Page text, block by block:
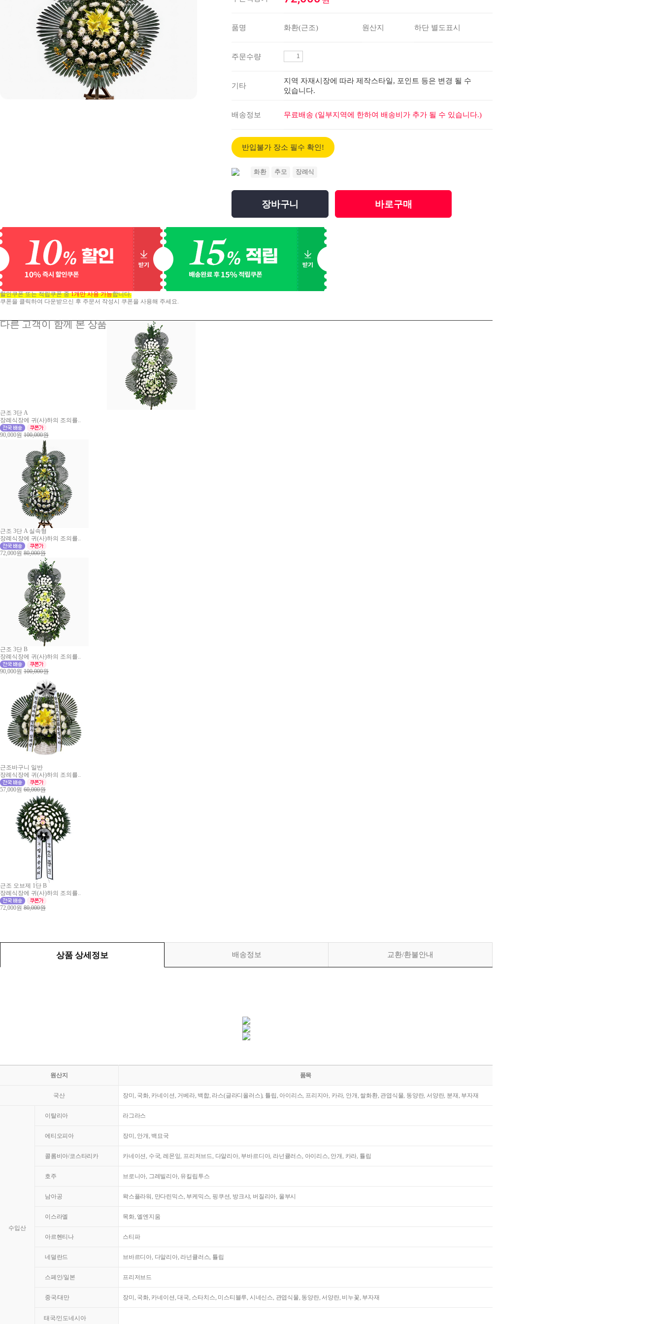
품명 화환(근조) 원산지 하단 별도표시
주문수량
기타
지역 자재시장에 따라 제작스타일, 포인트 등은 변경 될 수
있습니다.
배송정보 무료배송 (일부지역에 한하여 배송비가 추가 될 수 있습니다.)
반입불가 장소 필수 확인!
화환 추모 장례식
장바구니 바로구매
할인쿠폰 또는 적립쿠폰 중1개만 사용 가능합니다.
쿠폰을 클릭하여 다운받으신 후 주문서 작성시 쿠폰을 사용해 주세요.
다른 고객이 함께 본 상품
근조 3단 A
장례식장에 귀(사)하의 조의를..
90,000원 100,000원
근조 3단 A 실속형
장례식장에 귀(사)하의 조의를..
72,000원 80,000원
근조 3단 B
장례식장에 귀(사)하의 조의를..
90,000원 100,000원
근조바구니 일반
장례식장에 귀(사)하의 조의를..
57,000원 60,000원
근조 오브제 1단 B
장례식장에 귀(사)하의 조의를..
72,000원 80,000원
상품 상세정보 배송정보 교환/환불안내
원산지 품목
국산 장미, 국화, 카네이션, 거베라, 백합, 라스(글라디올러스), 튤립, 아이리스, 프리지아, 카라, 안개, 쌀화환, 관엽식물, 동양란, 서양란, 분재, 부자재
수입산
이탈리아 라그라스
에티오피아 장미, 안개, 백묘국
콜롬비아/코스타리카 카네이션, 수국, 레몬잎, 프리저브드, 다알리아, 부바르디아, 라넌큘러스, 아이리스, 안개, 카라, 튤립
호주 브로니아, 그레빌리아, 유킬립투스
남아공 왁스플라워, 만다린믹스, 부케믹스, 핑쿠션, 방크샤, 버질리아, 울부시
이스라엘 목화, 엘엔지움
아르헨티나 스티파
네덜란드 브바르디아, 다알리아, 라넌큘러스, 튤립
스페인/일본 프리저브드
중국/대만 장미, 국화, 카네이션, 대국, 스타치스, 미스티블루, 시네신스, 관엽식물, 동양란, 서양란, 비누꽃, 부자재
태국/인도네시아